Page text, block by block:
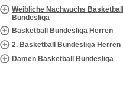
Weibliche Nachwuchs Basketball
Bundesliga
Basketball Bundesliga Herren
2. Basketball Bundesliga Herren
Damen Basketball Bundesliga